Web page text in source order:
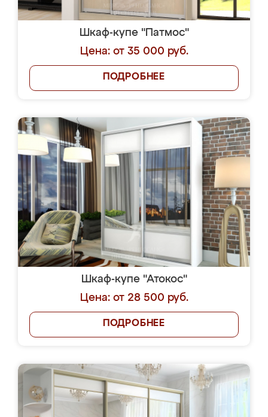
Шкаф-купе "Патмос"
Цена: от 35 000 руб.
ПОДРОБНЕЕ
Шкаф-купе "Атокос"
Цена: от 28 500 руб.
ПОДРОБНЕЕ